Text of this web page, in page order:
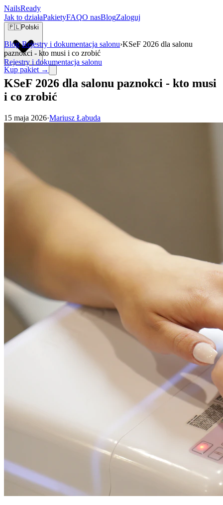
NailsReady
Jak to działaPakietyFAQO nasBlogZaloguj
🇵🇱Polski
Kup pakiet →
Blog›Rejestry i dokumentacja salonu›KSeF 2026 dla salonu
paznokci - kto musi i co zrobić
Rejestry i dokumentacja salonu
KSeF 2026 dla salonu paznokci - kto musi
i co zrobić
15 maja 2026·Mariusz Łabuda